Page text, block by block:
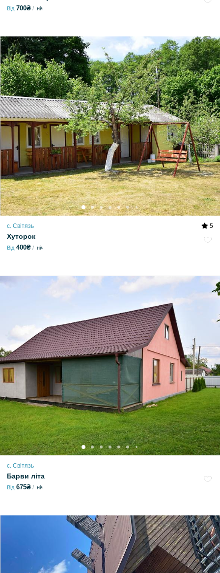
Від 700₴ ніч
с. Світязь 5
Хуторок
Від 400₴ ніч
с. Світязь
Барви літа
Від 675₴ ніч